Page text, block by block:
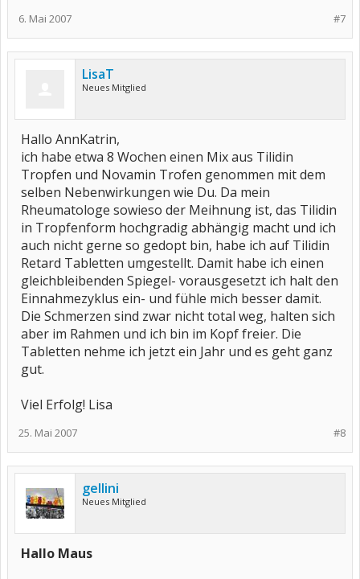
#7
6. Mai 2007
LisaT
Neues Mitglied
Hallo AnnKatrin,
ich habe etwa 8 Wochen einen Mix aus Tilidin
Tropfen und Novamin Trofen genommen mit dem
selben Nebenwirkungen wie Du. Da mein
Rheumatologe sowieso der Meihnung ist, das Tilidin
in Tropfenform hochgradig abhängig macht und ich
auch nicht gerne so gedopt bin, habe ich auf Tilidin
Retard Tabletten umgestellt. Damit habe ich einen
gleichbleibenden Spiegel- vorausgesetzt ich halt den
Einnahmezyklus ein- und fühle mich besser damit.
Die Schmerzen sind zwar nicht total weg, halten sich
aber im Rahmen und ich bin im Kopf freier. Die
Tabletten nehme ich jetzt ein Jahr und es geht ganz
gut.
Viel Erfolg! Lisa
#8
25. Mai 2007
gellini
Neues Mitglied
Hallo Maus